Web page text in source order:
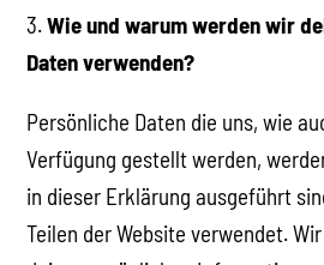
3.Wie und warum werden wir
Daten verwenden?
Persönliche Daten die uns, wie
Verfügung gestellt werden,
in dieser Erklärung ausgeführt
Teilen der Website verwendet.